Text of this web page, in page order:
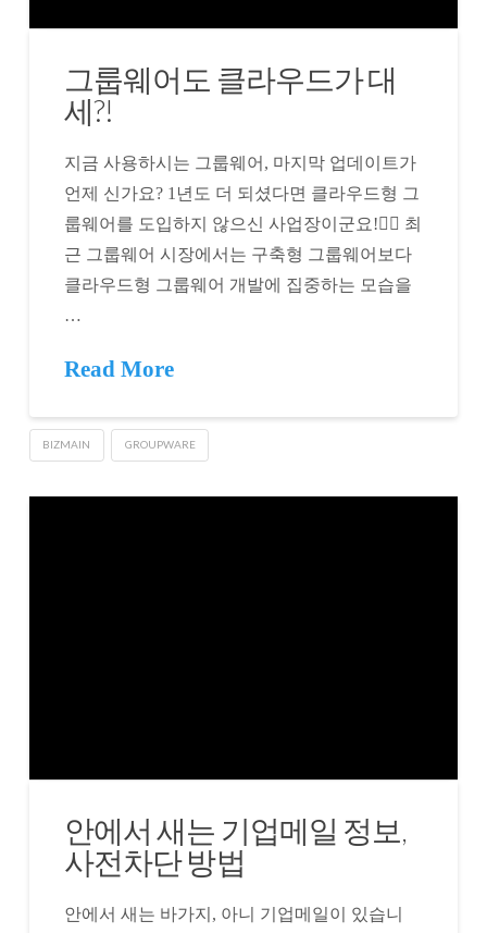
그룹웨어도 클라우드가 대
세?!
지금 사용하시는 그룹웨어, 마지막 업데이트가
언제 신가요? 1년도 더 되셨다면 클라우드형 그
룹웨어를 도입하지 않으신 사업장이군요!🕵️‍♀️ 최
근 그룹웨어 시장에서는 구축형 그룹웨어보다
클라우드형 그룹웨어 개발에 집중하는 모습을
…
Read More
BIZMAIN GROUPWARE
안에서 새는 기업메일 정보,
사전차단 방법
안에서 새는 바가지, 아니 기업메일이 있습니